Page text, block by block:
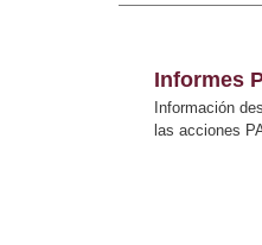
Informes
Información
las acciones